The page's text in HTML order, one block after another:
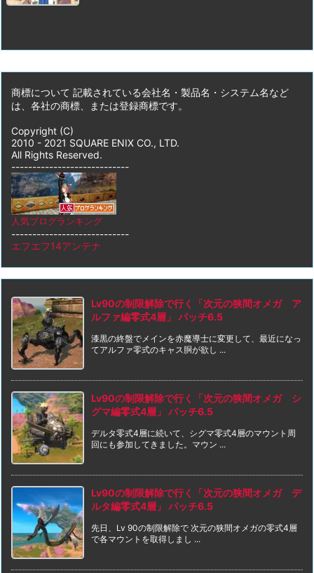
商標について 記載されている会社名・製品名・システム名など
は、各社の商標、または登録商標です。
Copyright (C)
2010 - 2021 SQUARE ENIX CO., LTD.
All Rights Reserved.
----------------------------
人気ブログランキング
----------------------------
エフエフ14アンテナ
Lv90の制限解除で行く「次元の狭間オメガ ア
ルファ編零式4層」 パッチ6.5
漆黒の終盤でメインを赤魔導士に変更して、最近になっ
てアルファ零式のキャス胴が欲し ...
Lv90の制限解除で行く「次元の狭間オメガ シ
グマ編零式4層」 パッチ6.5
デルタ零式4層に続いて、シグマ零式4層のマウント周
回にも参加してきました。マウン ...
Lv90の制限解除で行く「次元の狭間オメガ デ
ルタ編零式4層」 パッチ6.5
先日、Lv 90の制限解除で 次元の狭間オメガの零式4層
で各マウントを取得しまし ...